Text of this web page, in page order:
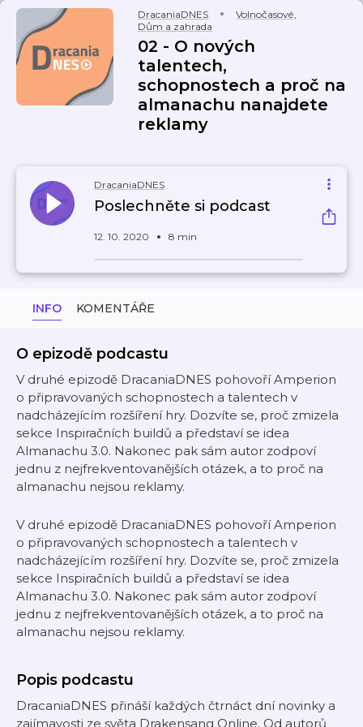
DracaniaDNES Volnočasové,
Dům a zahrada
02 - O nových
talentech,
schopnostech a proč na
almanachu nanajdete
reklamy
DracaniaDNES
Poslechněte si podcast
12. 10. 2020 8 min
INFO KOMENTÁŘE
O epizodě podcastu
V druhé epizodě DracaniaDNES pohovoří Amperion
o připravovaných schopnostech a talentech v
nadcházejícím rozšíření hry. Dozvíte se, proč zmizela
sekce Inspiračních buildů a představí se idea
Almanachu 3.0. Nakonec pak sám autor zodpoví
jednu z nejfrekventovanějších otázek, a to proč na
almanachu nejsou reklamy.
V druhé epizodě DracaniaDNES pohovoří Amperion
o připravovaných schopnostech a talentech v
nadcházejícím rozšíření hry. Dozvíte se, proč zmizela
sekce Inspiračních buildů a představí se idea
Almanachu 3.0. Nakonec pak sám autor zodpoví
jednu z nejfrekventovanějších otázek, a to proč na
almanachu nejsou reklamy.
Popis podcastu
DracaniaDNES přináší každých čtrnáct dní novinky a
zajímavosti ze světa Drakensang Online. Od autorů